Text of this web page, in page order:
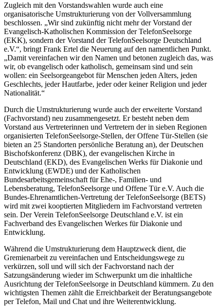
Zugleich mit den Vorstandswahlen wurde auch eine
organisatorische Umstrukturierung von der Vollversammlung
beschlossen. „Wir sind zukünftig nicht mehr der Vorstand der
Evangelisch-Katholischen Kommission der TelefonSeelsorge
(EKK), sondern der Vorstand der TelefonSeelsorge Deutschland
e.V.“, bringt Frank Ertel die Neuerung auf den namentlichen Punkt.
„Damit vereinfachen wir den Namen und betonen zugleich das, was
wir, ob evangelisch oder katholisch, gemeinsam sind und sein
wollen: ein Seelsorgeangebot für Menschen jeden Alters, jeden
Geschlechts, jeder Hautfarbe, jeder oder keiner Religion und jeder
Nationalität.“
Durch die Umstrukturierung wurde auch der erweiterte Vorstand
(Fachvorstand) neu zusammengesetzt. Er besteht neben dem
Vorstand aus Vertreterinnen und Vertretern der in sieben Regionen
organisierten TelefonSeelsorge-Stellen, der Offene Tür-Stellen (sie
bieten an 25 Standorten persönliche Beratung an), der Deutschen
Bischofskonferenz (DBK), der evangelischen Kirche in
Deutschland (EKD), des Evangelischen Werks für Diakonie und
Entwicklung (EWDE) und der Katholischen
Bundesarbeitsgemeinschaft für Ehe-, Familien- und
Lebensberatung, TelefonSeelsorge und Offene Tür e.V. Auch die
Bundes-Ehrenamtlichen-Vertretung der TelefonSeelsorge (BETS)
wird mit zwei kooptierten Mitgliedern im Fachvorstand vertreten
sein. Der Verein TelefonSeelsorge Deutschland e.V. ist ein
Fachverband des Evangelischen Werkes für Diakonie und
Entwicklung.
Während die Umstrukturierung dem Hauptzweck dient, die
Gremienarbeit zu vereinfachen und Entscheidungswege zu
verkürzen, soll und will sich der Fachvorstand nach der
Satzungsänderung wieder im Schwerpunkt um die inhaltliche
Ausrichtung der TelefonSeelsorge in Deutschland kümmern. Zu den
wichtigsten Themen zählt die Erreichbarkeit der Beratungsangebote
per Telefon, Mail und Chat und ihre Weiterentwicklung.